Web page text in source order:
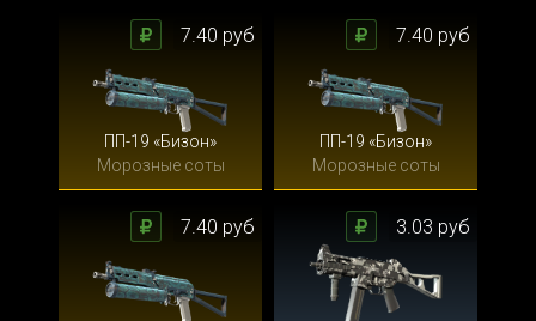
ПП-19 «Бизон»
Морозные соты
7.40 руб
ПП-19 «Бизон»
Морозные соты
7.40 руб
7.40 руб 3.03 руб